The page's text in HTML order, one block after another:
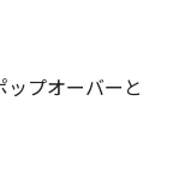
ップオーバーと